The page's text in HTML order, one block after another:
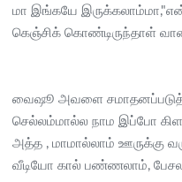
மா இங்கயே
கெஞ்சிக் கொண்டிருந்தாள்
வைஷூ அவளை
செல்லம்மால்ல நாம இப்போ
அத்த , மாமால்லாம் ஊருக்கு
வீடியோ கால் பண்ணலாம்,